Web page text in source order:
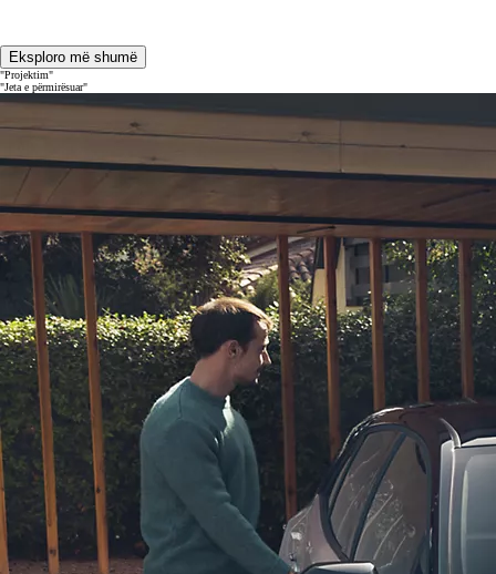
Eksploro më shumë
"Projektim"
"Jeta e përmirësuar"